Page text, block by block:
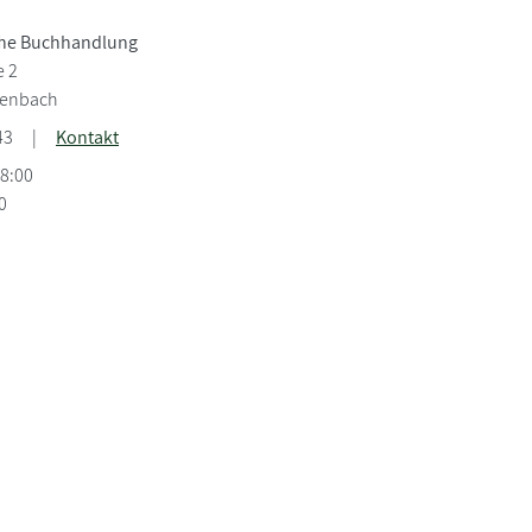
Buchhandlung
2
|
Kontakt